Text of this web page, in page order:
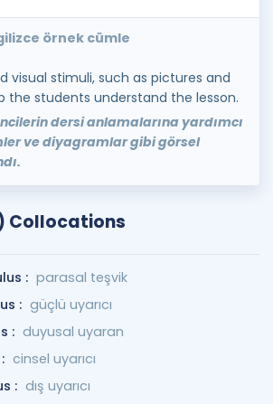
örnek cümle
visual stimuli, such as pictures and
the students understand the lesson.
dersi anlamalarına yardımcı
ve diyagramlar gibi görsel
Collocations
: parasal teşvik
: güçlü uyarıcı
: duyusal uyaran
cinsel uyarıcı
: dış uyarıcı